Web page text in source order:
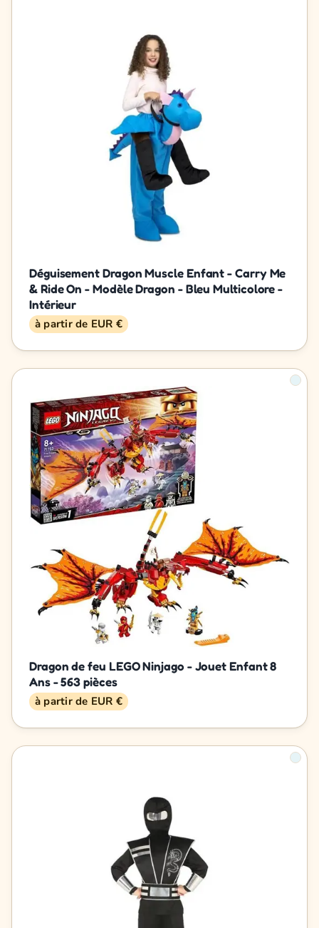
Déguisement Dragon Muscle Enfant - Carry Me
& Ride On - Modèle Dragon - Bleu Multicolore -
Intérieur
à partir de EUR €
Dragon de feu LEGO Ninjago - Jouet Enfant 8
Ans - 563 pièces
à partir de EUR €